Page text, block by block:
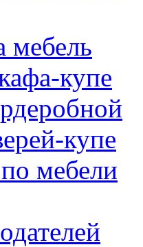
мебель
купе
купе
мебели